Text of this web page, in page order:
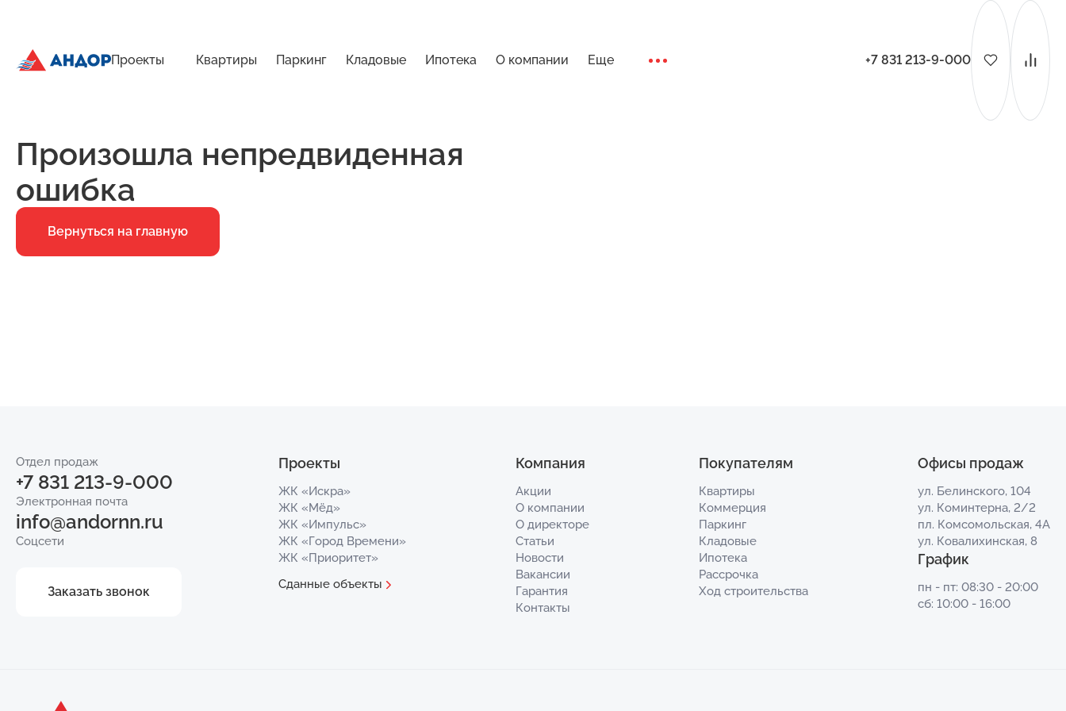
Проекты Квартиры Паркинг Кладовые Ипотека О компании Еще +7 831 213-9-000
Произошла непредвиденная
ошибка
Вернуться на главную
Отдел продаж
+7 831 213-9-000
Электронная почта
info@andornn.ru
Соцсети
Заказать звонок
Проекты
ЖК «Искра»
ЖК «Мёд»
ЖК «Импульс»
ЖК «Город Времени»
ЖК «Приоритет»
Сданные объекты
Компания
Акции
О компании
О директоре
Статьи
Новости
Вакансии
Гарантия
Контакты
Покупателям
Квартиры
Коммерция
Паркинг
Кладовые
Ипотека
Рассрочка
Ход строительства
Офисы продаж
ул. Белинского, 104
ул. Коминтерна, 2/2
пл. Комсомольская, 4А
ул. Ковалихинская, 8
График
пн - пт: 08:30 - 20:00
сб: 10:00 - 16:00